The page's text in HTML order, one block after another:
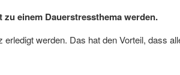
einem Dauerstressthema werden.
werden. Das hat den Vorteil, dass